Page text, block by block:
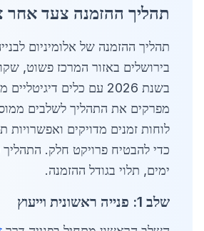
תהליך ההזמנה צעד אחר
תהליך ההזמנה של אלומיניום
בירושלים באזור המרכז פשוט,
בשנת 2026 עם כלים
מפרקים את התהליך לשלבים
לוחות זמנים מדויקים ואפשרויות
ימים, תלוי בגודל ההזמנה.
שלב 1: פנייה ראשונית וייעוץ